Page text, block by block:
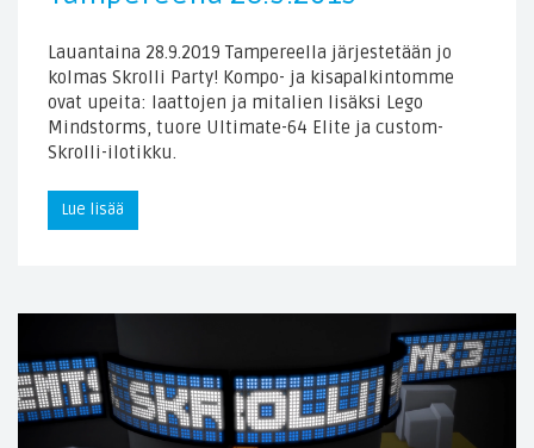
Lauantaina 28.9.2019 Tampereella järjestetään jo
kolmas Skrolli Party! Kompo- ja kisapalkintomme
ovat upeita: laattojen ja mitalien lisäksi Lego
Mindstorms, tuore Ultimate-64 Elite ja custom-
Skrolli-ilotikku.
Lue lisää